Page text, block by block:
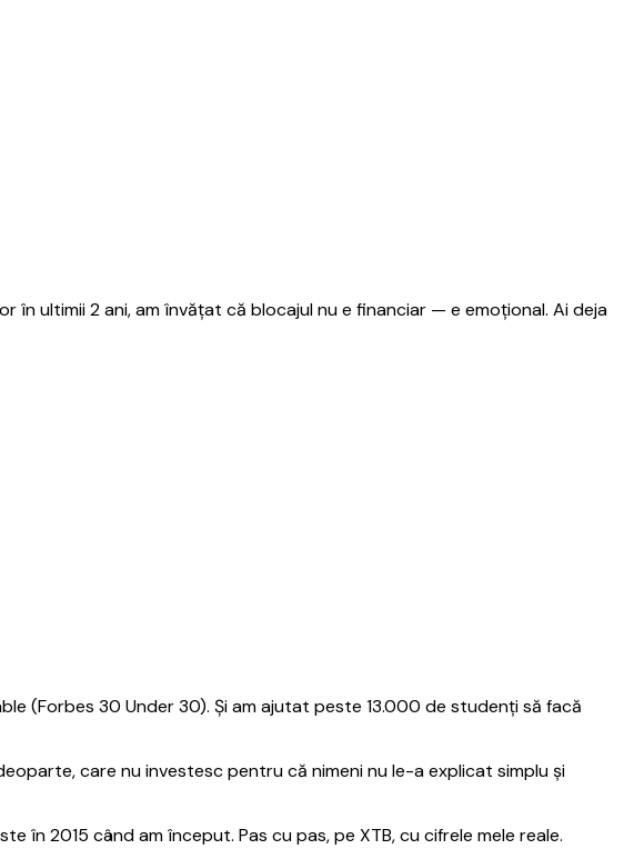
în ultimii 2 ani, am învățat că blocajul nu e financiar — e emoțional. Ai deja
(Forbes 30 Under 30). Și am ajutat peste 13.000 de studenți să facă
care nu investesc pentru că nimeni nu le-a explicat simplu și
în 2015 când am început. Pas cu pas, pe XTB, cu cifrele mele reale.